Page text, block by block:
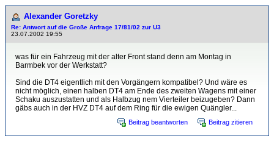
Alexander Goretzky
Re: Antwort auf die Große Anfrage 17/81/02 zur U3
23.07.2002 19:55
was für ein Fahrzeug mit der alter Front stand denn am Montag in
Barmbek vor der Werkstatt?
Sind die DT4 eigentlich mit den Vorgängern kompatibel? Und wäre es
nicht möglich, einen halben DT4 am Ende des zweiten Wagens mit einer
Schaku auszustatten und als Halbzug nem Vierteiler beizugeben? Dann
gäbs auch in der HVZ DT4 auf dem Ring für die ewigen Quängler...
Beitrag beantworten Beitrag zitieren